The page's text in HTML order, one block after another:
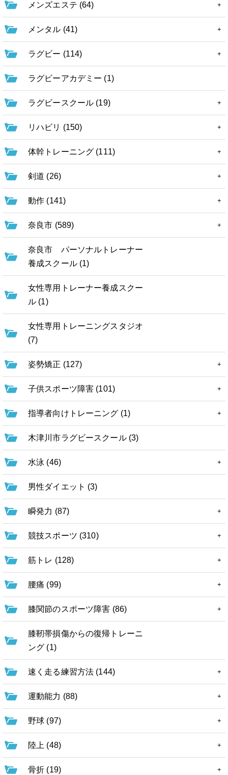
メンズエステ (64)
メンタル (41)
ラグビー (114)
ラグビーアカデミー (1)
ラグビースクール (19)
リハビリ (150)
体幹トレーニング (111)
剣道 (26)
動作 (141)
奈良市 (589)
奈良市 パーソナルトレーナー
養成スクール (1)
女性専用トレーナー養成スクー
ル (1)
女性専用トレーニングスタジオ
(7)
姿勢矯正 (127)
子供スポーツ障害 (101)
指導者向けトレーニング (1)
木津川市ラグビースクール (3)
水泳 (46)
男性ダイエット (3)
瞬発力 (87)
競技スポーツ (310)
筋トレ (128)
腰痛 (99)
膝関節のスポーツ障害 (86)
膝靭帯損傷からの復帰トレーニ
ング (1)
速く走る練習方法 (144)
運動能力 (88)
野球 (97)
陸上 (48)
骨折 (19)